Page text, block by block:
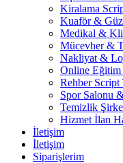
Kiralama
Kuaför &
Medikal &
Mücevher &
Nakliyat &
Online Eğitim
Rehber Script
Spor Salonu
Temizlik
Hizmet İlan
İletişim
İletişim
Siparişlerim